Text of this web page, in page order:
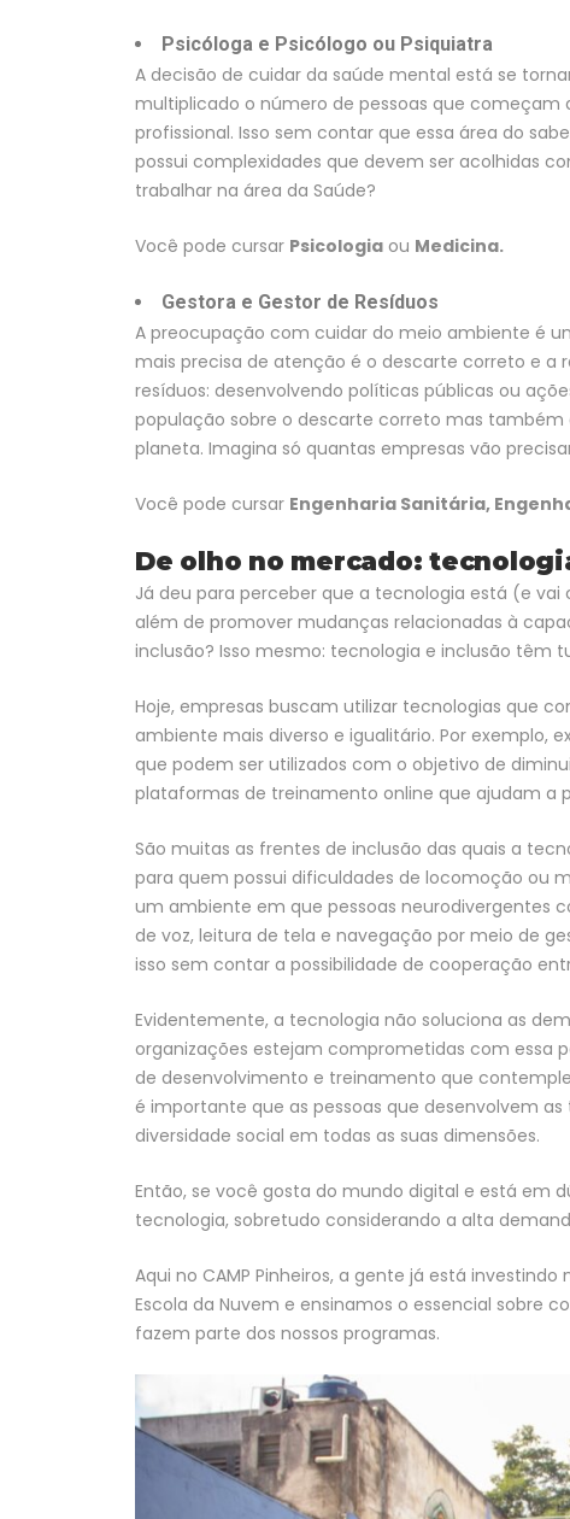
Psicóloga e Psicólogo ou Psiquiatra
A decisão de cuidar da saúde mental está se
multiplicado o número de pessoas que
profissional. Isso sem contar que essa área do
possui complexidades que devem ser acolhidas
trabalhar na área da Saúde?
Você pode cursar Psicologia ou Medicina.
Gestora e Gestor de Resíduos
A preocupação com cuidar do meio ambiente é
mais precisa de atenção é o descarte correto e a
resíduos: desenvolvendo políticas públicas ou
população sobre o descarte correto mas também
planeta. Imagina só quantas empresas vão
Você pode cursar Engenharia Sanitária,
De olho no mercado:
Já deu para perceber que a tecnologia está (e
além de promover mudanças relacionadas à
inclusão? Isso mesmo: tecnologia e inclusão têm
Hoje, empresas buscam utilizar tecnologias que
ambiente mais diverso e igualitário. Por
que podem ser utilizados com o objetivo de
plataformas de treinamento online que ajudam a
São muitas as frentes de inclusão das quais a
para quem possui dificuldades de locomoção ou
um ambiente em que pessoas neurodivergentes
de voz, leitura de tela e navegação por meio de
isso sem contar a possibilidade de cooperação
Evidentemente, a tecnologia não soluciona as
organizações estejam comprometidas com essa
de desenvolvimento e treinamento que
é importante que as pessoas que desenvolvem
diversidade social em todas as suas dimensões.
Então, se você gosta do mundo digital e está em
tecnologia, sobretudo considerando a alta
Aqui no CAMP Pinheiros, a gente já está
Escola da Nuvem e ensinamos o essencial sobre
fazem parte dos nossos programas.